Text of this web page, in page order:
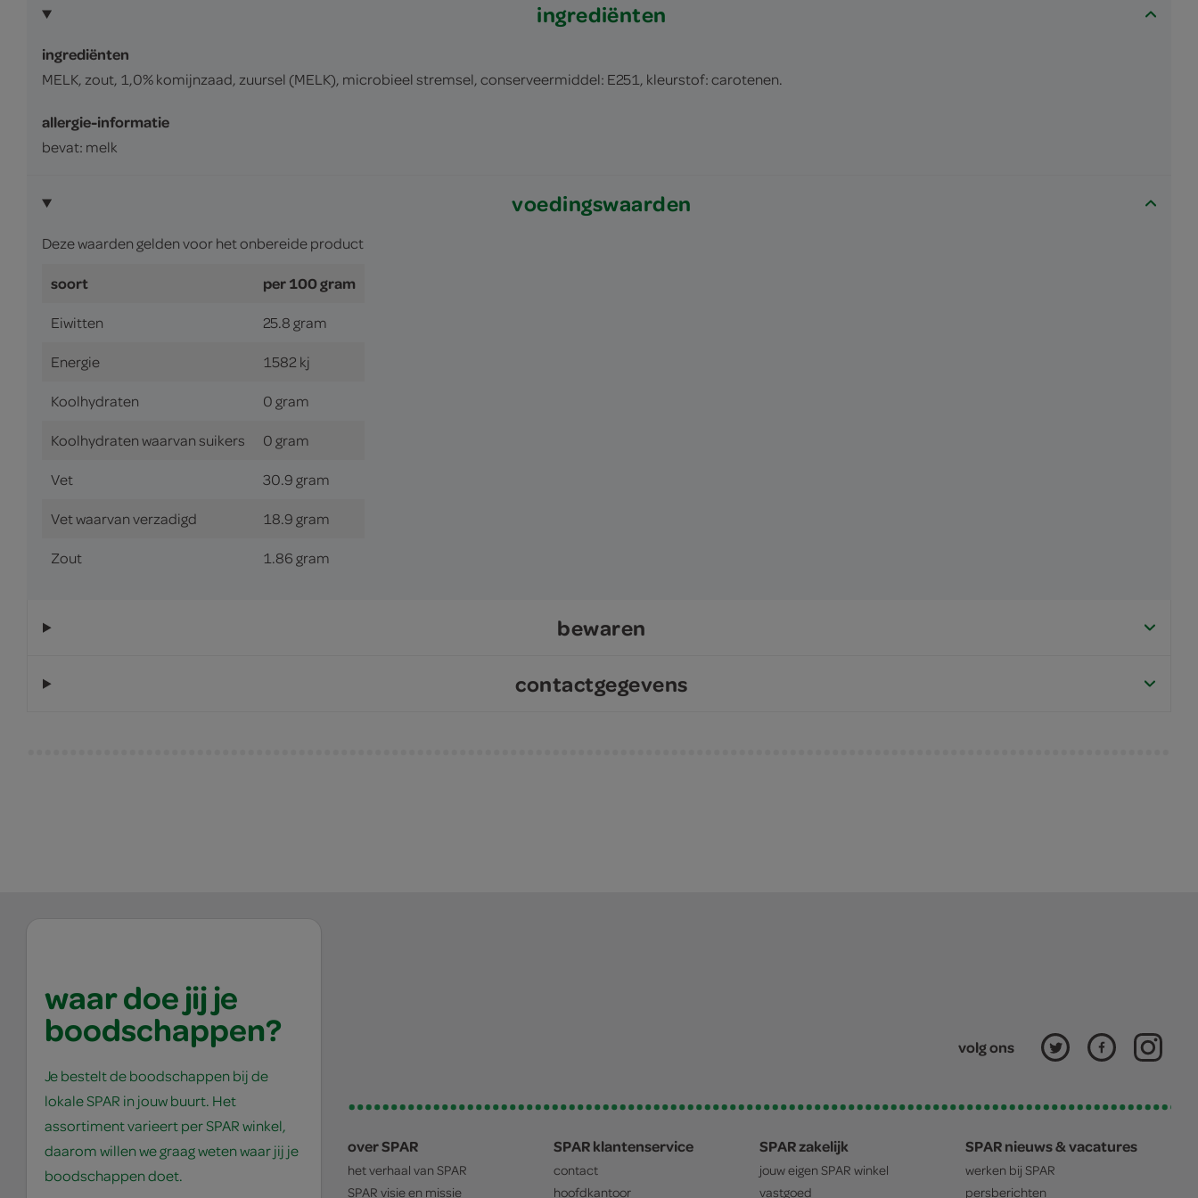
ingrediënten
ingrediënten
MELK, zout, 1,0% komijnzaad, zuursel (MELK), microbieel stremsel, conserveermiddel: E251, kleurstof: carotenen.
allergie-informatie
bevat: melk
voedingswaarden
Deze waarden gelden voor het onbereide product
soort per 100 gram
Eiwitten 25.8 gram
Energie 1582 kj
Koolhydraten 0 gram
Koolhydraten waarvan suikers 0 gram
Vet 30.9 gram
Vet waarvan verzadigd 18.9 gram
Zout 1.86 gram
bewaren
contactgegevens
waar doe jij je
boodschappen?
Je bestelt de boodschappen bij de
lokale SPAR in jouw buurt. Het
assortiment varieert per SPAR winkel,
daarom willen we graag weten waar jij je
boodschappen doet.
volg ons
over SPAR
het verhaal van SPAR
SPAR visie en missie
SPAR klantenservice
contact
hoofdkantoor
SPAR zakelijk
jouw eigen SPAR winkel
vastgoed
SPAR nieuws & vacatures
werken bij SPAR
persberichten